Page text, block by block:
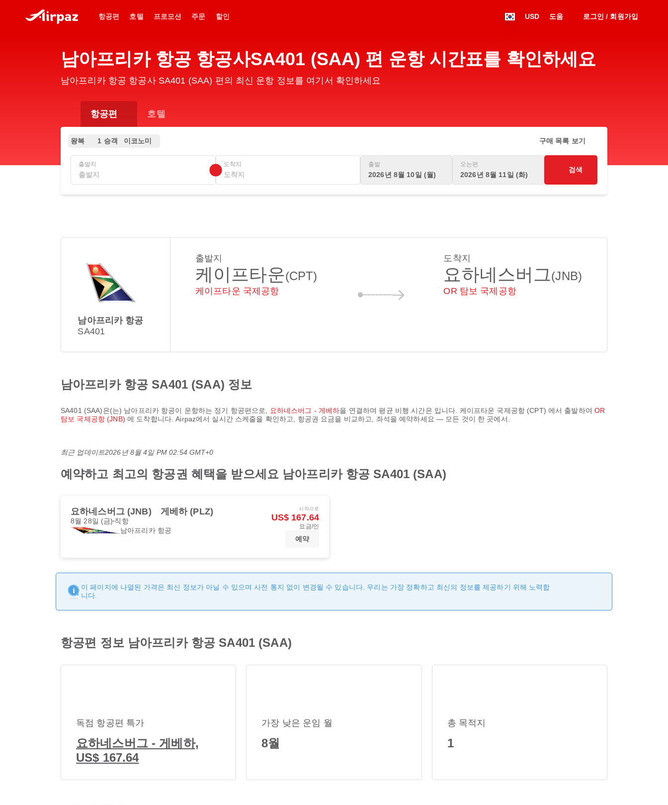
항공편 호텔 프로모션 주문 할인 USD 도움 로그인 / 회원가입
남아프리카 항공 항공사SA401 (SAA) 편 운항 시간표를 확인하세요
남아프리카 항공 항공사 SA401 (SAA) 편의 최신 운항 정보를 여기서 확인하세요
항공편 호텔
왕복 1 승객 이코노미 구매 목록 보기
출발지 도착지 출발
2026년 8월 10일 (월)
오는편
2026년 8월 11일 (화)
검색
남아프리카 항공
SA401
출발지
케이프타운(CPT)
케이프타운 국제공항
도착지
요하네스버그(JNB)
OR 탐보 국제공항
남아프리카 항공 SA401 (SAA) 정보
SA401 (SAA)은(는) 남아프리카 항공이 운항하는 정기 항공편으로, 요하네스버그 - 게베하을 연결하며 평균 비행 시간은 입니다. 케이프타운 국제공항 (CPT) 에서 출발하여OR
탐보 국제공항 (JNB) 에 도착합니다. Airpaz에서 실시간 스케줄을 확인하고, 항공권 요금을 비교하고, 좌석을 예약하세요 — 모든 것이 한 곳에서.
최근 업데이트2026년 8월 4일 PM 02:54 GMT+0
예약하고 최고의 항공권 혜택을 받으세요 남아프리카 항공 SA401 (SAA)
요하네스버그 (JNB) 게베하 (PLZ)
8월 28일 (금) 직항
남아프리카 항공
시작으로
US$ 167.64
요금/인
예약
이 페이지에 나열된 가격은 최신 정보가 아닐 수 있으며 사전 통지 없이 변경될 수 있습니다. 우리는 가장 정확하고 최신의 정보를 제공하기 위해 노력합
니다.
항공편 정보 남아프리카 항공 SA401 (SAA)
독점 항공편 특가
요하네스버그 - 게베하,
US$ 167.64
가장 낮은 운임 월
8월
총 목적지
1